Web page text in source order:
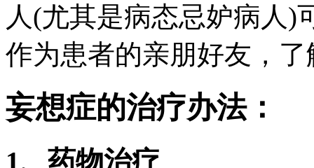
人(尤其是病态忌妒病人)
作为患者的亲朋好友，
妄想症的治疗办法：
1、药物治疗